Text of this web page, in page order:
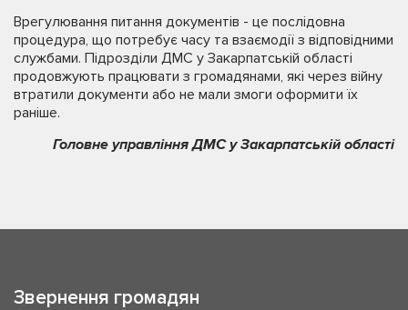
Врегулювання питання документів - це послідовна
процедура, що потребує часу та взаємодії з відповідними
службами. Підрозділи ДМС у Закарпатській області
продовжують працювати з громадянами, які через війну
втратили документи або не мали змоги оформити їх
раніше.
Головне управління ДМС у Закарпатській області
Звернення громадян